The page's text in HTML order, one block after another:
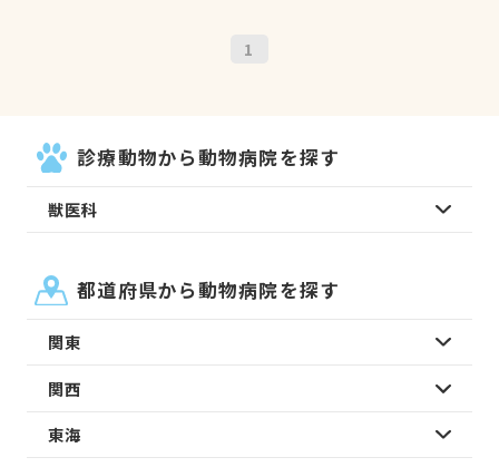
1
診療動物から動物病院を探す
獣医科
都道府県から動物病院を探す
関東
関西
東海